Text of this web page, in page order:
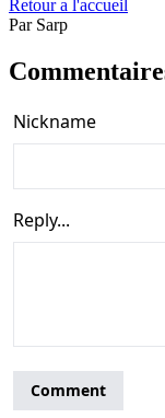
Retour a l'accueil
Par Sarp